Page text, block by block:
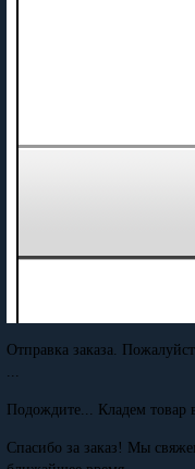
Отправка заказа.
...
Подождите... Кладем товар
Спасибо за заказ! Мы